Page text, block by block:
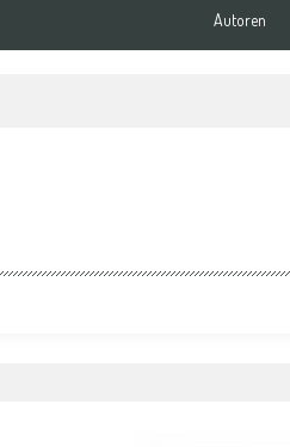
Autoren